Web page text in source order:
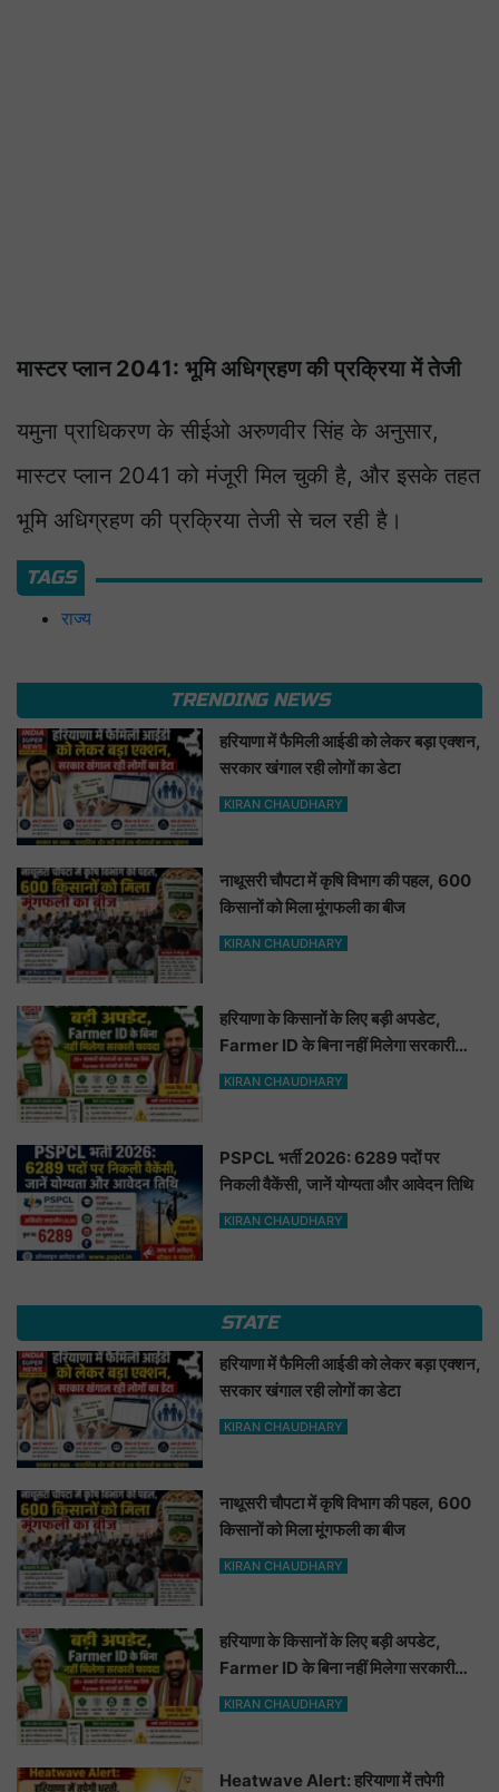
मास्टर प्लान 2041: भूमि अधिग्रहण की प्रक्रिया में तेजी
यमुना प्राधिकरण के सीईओ अरुणवीर सिंह के अनुसार,
मास्टर प्लान 2041 को मंजूरी मिल चुकी है, और इसके तहत
भूमि अधिग्रहण की प्रक्रिया तेजी से चल रही है।
TAGS
राज्य
TRENDING NEWS
हरियाणा में फैमिली आईडी को लेकर बड़ा एक्शन,
सरकार खंगाल रही लोगों का डेटा
KIRAN CHAUDHARY
नाथूसरी चौपटा में कृषि विभाग की पहल, 600
किसानों को मिला मूंगफली का बीज
KIRAN CHAUDHARY
हरियाणा के किसानों के लिए बड़ी अपडेट,
Farmer ID के बिना नहीं मिलेगा सरकारी
फायदा
KIRAN CHAUDHARY
PSPCL भर्ती 2026: 6289 पदों पर
निकली वैकेंसी, जानें योग्यता और आवेदन तिथि
KIRAN CHAUDHARY
STATE
हरियाणा में फैमिली आईडी को लेकर बड़ा एक्शन,
सरकार खंगाल रही लोगों का डेटा
KIRAN CHAUDHARY
नाथूसरी चौपटा में कृषि विभाग की पहल, 600
किसानों को मिला मूंगफली का बीज
KIRAN CHAUDHARY
हरियाणा के किसानों के लिए बड़ी अपडेट,
Farmer ID के बिना नहीं मिलेगा सरकारी
फायदा
KIRAN CHAUDHARY
Heatwave Alert: हरियाणा में तपेगी